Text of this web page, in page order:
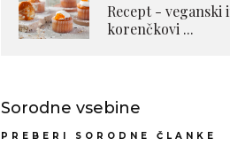
Recept -
korenčkovi ...
Sorodne vsebine
PREBERI SORODNE ČLANKE